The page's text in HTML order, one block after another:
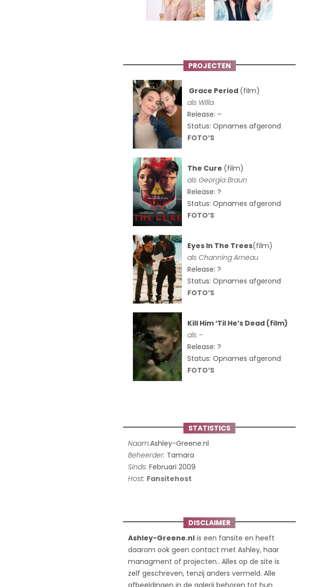
PROJECTEN
Grace Period (film)
als Willa
Release: –
Status: Opnames afgerond
FOTO’S
The Cure (film)
alsGeorgia Braun
Release: ?
Status: Opnames afgerond
FOTO’S
Eyes In The Trees(film)
als Channing Arneau
Release: ?
Status: Opnames afgerond
FOTO’S
Kill Him ‘Til He’s Dead (film)
als –
Release: ?
Status: Opnames afgerond
FOTO’S
STATISTICS
Naam:Ashley-Greene.nl
Beheerder: Tamara
Sinds: Februari 2009
Host: Fansitehost
DISCLAIMER
Ashley-Greene.nl is een fansite en heeft
daarom ook geen contact met Ashley, haar
managment of projecten.. Alles op de site is
zelf geschreven, tenzij anders vermeld. Alle
afbeeldingen in de galerij behoren tot hun